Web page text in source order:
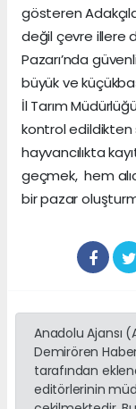
gösteren
değil çevre illere
Pazarı’nda
büyük ve
İl Tarım
kontrol edildikten
hayvancılıkta
geçmek, hem
bir pazar
Anadolu Ajansı
Demirören
tarafından
editörlerinin